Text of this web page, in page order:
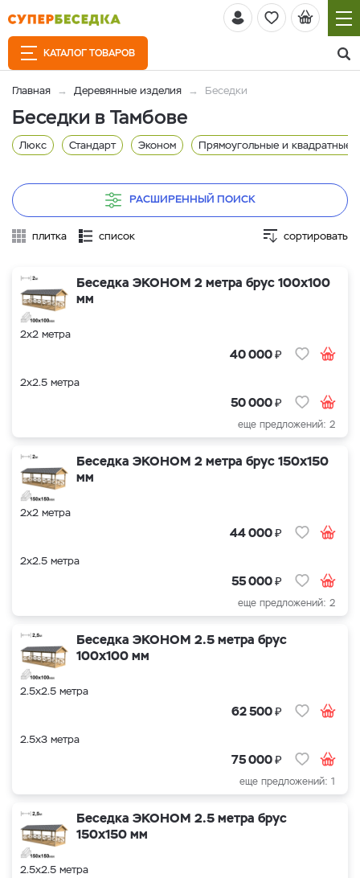
КАТАЛОГ ТОВАРОВ
Главная Деревянные изделия Беседки
Беседки в Тамбове
Люкс Стандарт Эконом Прямоугольные и квадратные
РАСШИРЕННЫЙ ПОИСК
плитка список сортировать
Беседка ЭКОНОМ 2 метра брус 100х100
мм
2х2 метра
40 000₽
2х2.5 метра
50 000₽
еще предложений: 2
Беседка ЭКОНОМ 2 метра брус 150х150
мм
2х2 метра
44 000₽
2х2.5 метра
55 000₽
еще предложений: 2
Беседка ЭКОНОМ 2.5 метра брус
100х100 мм
2.5х2.5 метра
62 500₽
2.5х3 метра
75 000₽
еще предложений: 1
Беседка ЭКОНОМ 2.5 метра брус
150х150 мм
2.5х2.5 метра